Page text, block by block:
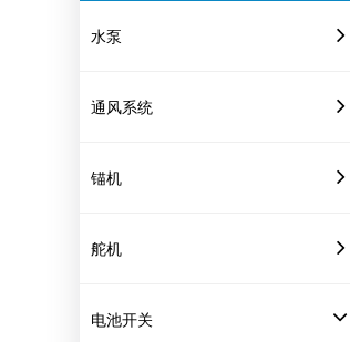
水泵
通风系统
锚机
舵机
电池开关